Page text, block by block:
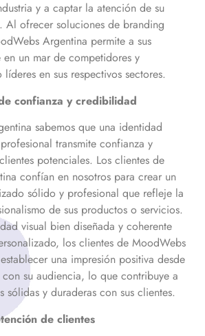
y a captar la atención de su
Al ofrecer soluciones de branding
Argentina permite a sus
en un mar de competidores y
en sus respectivos sectores.
confianza y credibilidad
sabemos que una identidad
transmite confianza y
potenciales. Los clientes de
confían en nosotros para crear un
sólido y profesional que refleje la
de sus productos o servicios.
visual bien diseñada y coherente
los clientes de MoodWebs
una impresión positiva desde
su audiencia, lo que contribuye a
sólidas y duraderas con sus clientes.
de clientes